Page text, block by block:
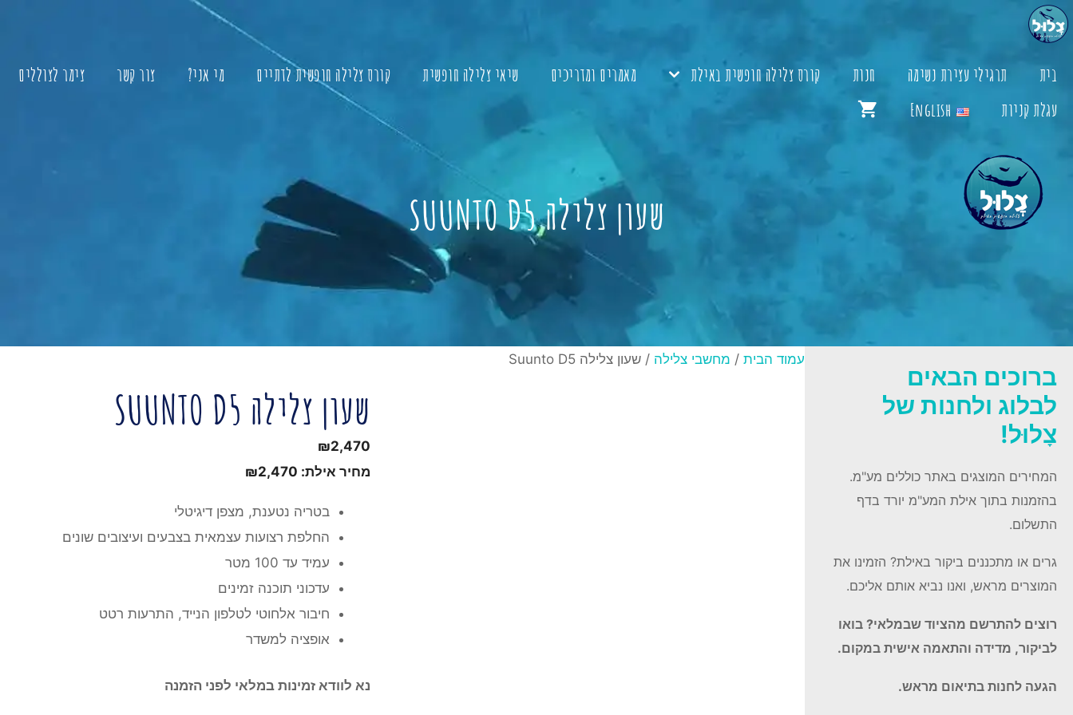
לדלג
לתוכן
בית תרגילי עצירת נשימה חנות קורס צלילה חופשית באילת מאמרים ומדריכים שיאי צלילה חופשית קורס צלילה חופשית לדתיים מי אני? צור קשר
צימר לצוללים
עגלת קניות
English
שעון צלילה SUUNTO D5
עמוד הבית / מחשבי צלילה / שעון צלילה Suunto D5
שעון צלילה SUUNTO D5
₪2,470
מחיר אילת:
₪2,470
בטריה נטענת, מצפן דיגיטלי
החלפת רצועות עצמאית בצבעים ועיצובים שונים
עמיד עד 100 מטר
עדכוני תוכנה זמינים
חיבור אלחוטי לטלפון הנייד, התרעות רטט
אופציה למשדר
נא לוודא זמינות במלאי לפני הזמנה
ברוכים הבאים
לבלוג ולחנות של
צָלוּל!
המחירים המוצגים באתר כוללים מע"מ.
בהזמנות בתוך אילת המע"מ יורד בדף
התשלום.
גרים או מתכננים ביקור באילת? הזמינו את
המוצרים מראש, ואנו נביא אותם אליכם.
רוצים להתרשם מהציוד שבמלאי? בואו
לביקור, מדידה והתאמה אישית במקום.
הגעה לחנות בתיאום מראש.